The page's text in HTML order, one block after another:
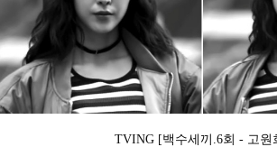
TVING [백수세끼.6회 - 고원